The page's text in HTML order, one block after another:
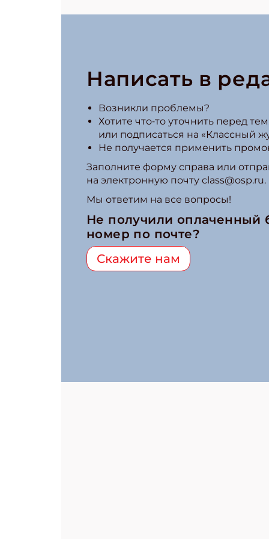
Написать в
Возникли проблемы?
Хотите что‑то уточнить перед
или подписаться на «Классный
Не получается применить
Заполните форму справа или
на электронную почту class@osp.ru.
Мы ответим на все вопросы!
Не получили оплаченный
номер по почте?
Скажите нам